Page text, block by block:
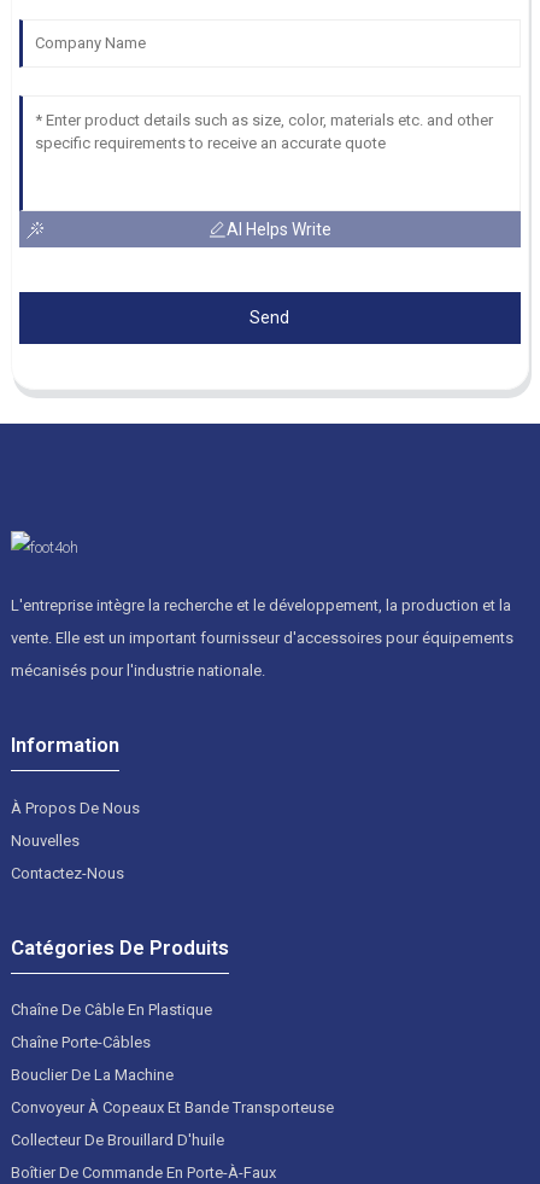
AI Helps Write
Send
L'entreprise intègre la recherche et le développement, la production et la
vente. Elle est un important fournisseur d'accessoires pour équipements
mécanisés pour l'industrie nationale.
Information
À Propos De Nous
Nouvelles
Contactez-Nous
Catégories De Produits
Chaîne De Câble En Plastique
Chaîne Porte-Câbles
Bouclier De La Machine
Convoyeur À Copeaux Et Bande Transporteuse
Collecteur De Brouillard D'huile
Boîtier De Commande En Porte-À-Faux